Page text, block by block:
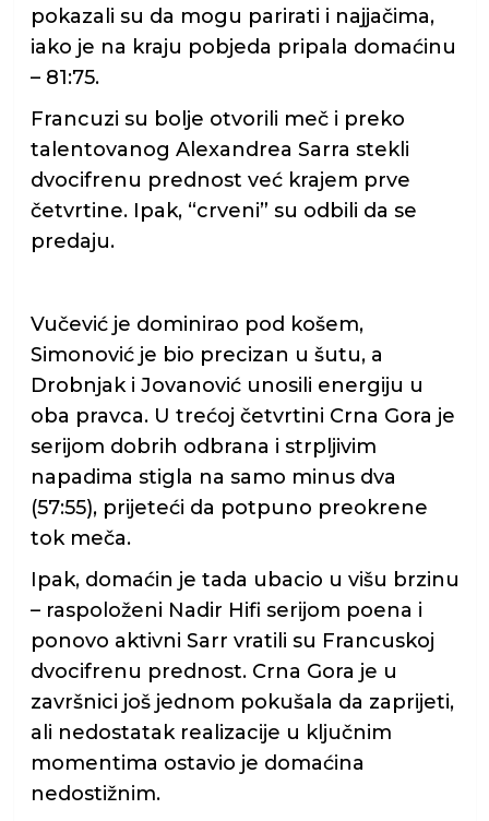
pokazali su da mogu parirati i najjačima,
iako je na kraju pobjeda pripala domaćinu
– 81:75.
Francuzi su bolje otvorili meč i preko
talentovanog Alexandrea Sarra stekli
dvocifrenu prednost već krajem prve
četvrtine. Ipak, “crveni” su odbili da se
predaju.
Vučević je dominirao pod košem,
Simonović je bio precizan u šutu, a
Drobnjak i Jovanović unosili energiju u
oba pravca. U trećoj četvrtini Crna Gora je
serijom dobrih odbrana i strpljivim
napadima stigla na samo minus dva
(57:55), prijeteći da potpuno preokrene
tok meča.
Ipak, domaćin je tada ubacio u višu brzinu
– raspoloženi Nadir Hifi serijom poena i
ponovo aktivni Sarr vratili su Francuskoj
dvocifrenu prednost. Crna Gora je u
završnici još jednom pokušala da zaprijeti,
ali nedostatak realizacije u ključnim
momentima ostavio je domaćina
nedostižnim.